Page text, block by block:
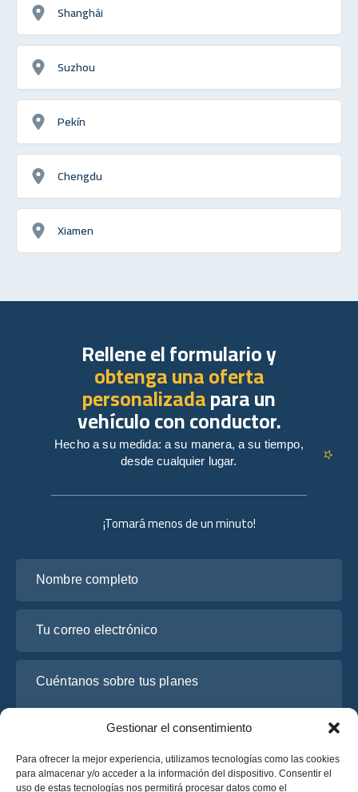
Gestionar el consentimiento
Para ofrecer la mejor experiencia, utilizamos tecnologías como las cookies
para almacenar y/o acceder a la información del dispositivo. Consentir el
uso de estas tecnologías nos permitirá procesar datos como el
Shanghái
Suzhou
Pekín
Chengdu
Xiamen
¡Tomará menos de un minuto!
Rellene el formulario y
obtenga una oferta
personalizadapara un
vehículo con conductor.
Hecho a su medida: a su manera, a su tiempo,
desde cualquier lugar.